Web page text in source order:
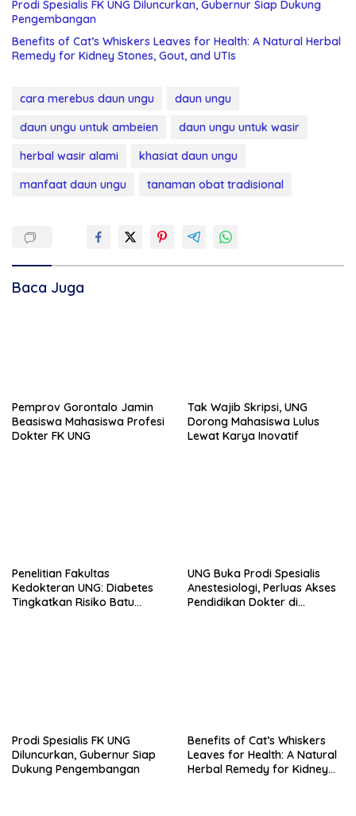
Prodi Spesialis FK UNG Diluncurkan, Gubernur Siap Dukung
Pengembangan
Benefits of Cat’s Whiskers Leaves for Health: A Natural Herbal
Remedy for Kidney Stones, Gout, and UTIs
cara merebus daun ungu
daun ungu
daun ungu untuk ambeien
daun ungu untuk wasir
herbal wasir alami
khasiat daun ungu
manfaat daun ungu
tanaman obat tradisional
Baca Juga
Pemprov Gorontalo Jamin
Beasiswa Mahasiswa Profesi
Dokter FK UNG
Tak Wajib Skripsi, UNG
Dorong Mahasiswa Lulus
Lewat Karya Inovatif
Penelitian Fakultas
Kedokteran UNG: Diabetes
Tingkatkan Risiko Batu
UNG Buka Prodi Spesialis
Anestesiologi, Perluas Akses
Pendidikan Dokter di
Prodi Spesialis FK UNG
Diluncurkan, Gubernur Siap
Dukung Pengembangan
Benefits of Cat’s Whiskers
Leaves for Health: A Natural
Herbal Remedy for Kidney